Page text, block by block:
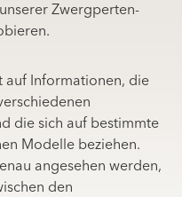
Zwergperten-
auf Informationen, die
die sich auf bestimmte
Modelle beziehen.
angesehen werden,
den